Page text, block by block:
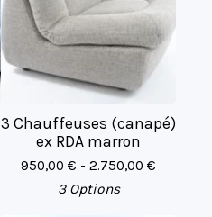
3 Chauffeuses (canapé)
ex RDA marron
950,00 € - 2.750,00 €
3 Options